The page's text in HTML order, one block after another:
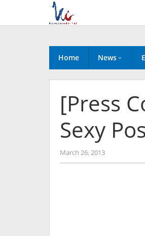
content
Home News
[Press
Sexy
March 26, 2013by
Koreanindo